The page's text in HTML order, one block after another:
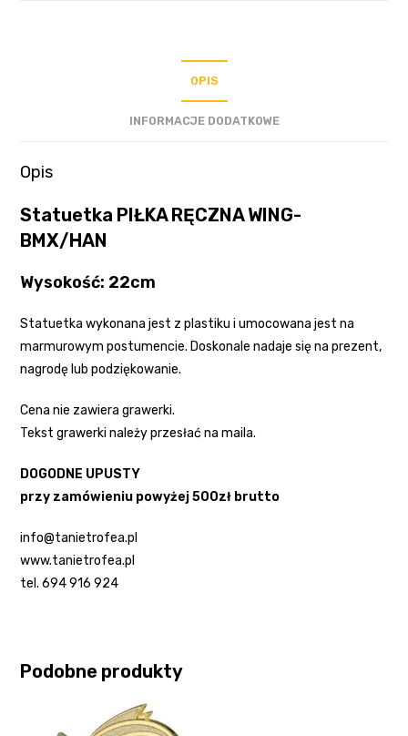
OPIS
INFORMACJE DODATKOWE
Opis
Statuetka PIŁKA RĘCZNA WING-
BMX/HAN
Wysokość: 22cm
Statuetka wykonana jest z plastiku i umocowana jest na
marmurowym postumencie. Doskonale nadaje się na prezent,
nagrodę lub podziękowanie.
Cena nie zawiera grawerki.
Tekst grawerki należy przesłać na maila.
DOGODNE UPUSTY
przy zamówieniu powyżej 500zł brutto
info@tanietrofea.pl
www.tanietrofea.pl
tel. 694 916 924
Podobne produkty